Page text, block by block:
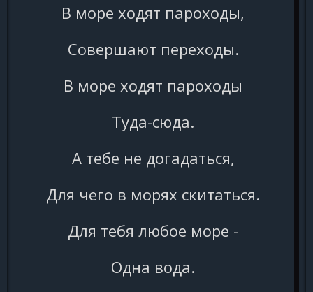
В море ходят пароходы,
Совершают переходы.
В море ходят пароходы
Туда-сюда.
А тебе не догадаться,
Для чего в морях скитаться.
Для тебя любое море -
Одна вода.